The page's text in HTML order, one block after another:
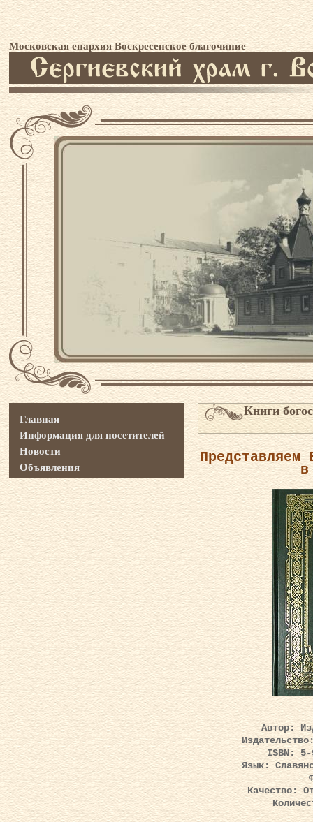
Московская епархия Воскресенское благочиние
Книги
Представляем
Автор:
Издательство
ISBN: 5-
Язык:
Качество:
Главная
Информация для посетителей
Новости
Объявления